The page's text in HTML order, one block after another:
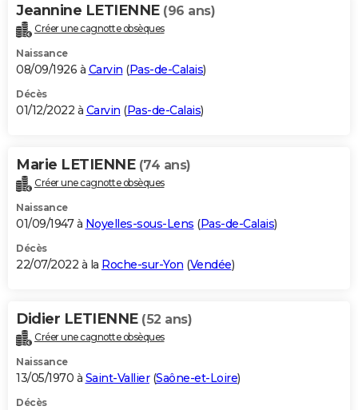
Jeannine LETIENNE (96 ans)
Créer une cagnotte obsèques
Naissance
08/09/1926 à Carvin (Pas-de-Calais)
Décès
01/12/2022 à Carvin (Pas-de-Calais)
Marie LETIENNE (74 ans)
Créer une cagnotte obsèques
Naissance
01/09/1947 à Noyelles-sous-Lens (Pas-de-Calais)
Décès
22/07/2022 à la Roche-sur-Yon (Vendée)
Didier LETIENNE (52 ans)
Créer une cagnotte obsèques
Naissance
13/05/1970 à Saint-Vallier(Saône-et-Loire)
Décès